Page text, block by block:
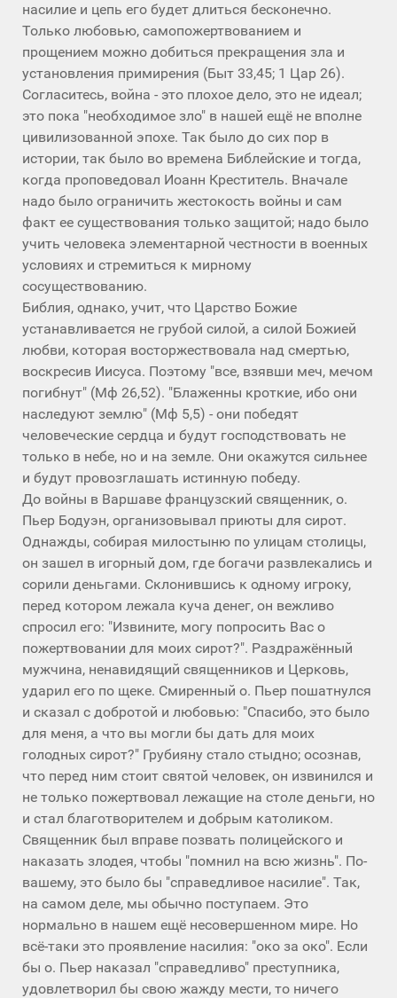
насилие и цепь его будет длиться бесконечно.
Только любовью, самопожертвованием и
прощением можно добиться прекращения зла и
установления примирения (Быт 33,45; 1 Цар 26).
Согласитесь, война - это плохое дело, это не идеал;
это пока "необходимое зло" в нашей ещё не вполне
цивилизованной эпохе. Так было до сих пор в
истории, так было во времена Библейские и тогда,
когда проповедовал Иоанн Креститель. Вначале
надо было ограничить жестокость войны и сам
факт ее существования только защитой; надо было
учить человека элементарной честности в военных
условиях и стремиться к мирному
сосуществованию.
Библия, однако, учит, что Царство Божие
устанавливается не грубой силой, а силой Божией
любви, которая восторжествовала над смертью,
воскресив Иисуса. Поэтому "все, взявши меч, мечом
погибнут" (Мф 26,52). "Блаженны кроткие, ибо они
наследуют землю" (Мф 5,5) - они победят
человеческие сердца и будут господствовать не
только в небе, но и на земле. Они окажутся сильнее
и будут провозглашать истинную победу.
До войны в Варшаве французский священник, о.
Пьер Бодуэн, организовывал приюты для сирот.
Однажды, собирая милостыню по улицам столицы,
он зашел в игорный дом, где богачи развлекались и
сорили деньгами. Склонившись к одному игроку,
перед котором лежала куча денег, он вежливо
спросил его: "Извините, могу попросить Вас о
пожертвовании для моих сирот?". Раздражённый
мужчина, ненавидящий священников и Церковь,
ударил его по щеке. Смиренный о. Пьер пошатнулся
и сказал с добротой и любовью: "Спасибо, это было
для меня, а что вы могли бы дать для моих
голодных сирот?" Грубияну стало стыдно; осознав,
что перед ним стоит святой человек, он извинился и
не только пожертвовал лежащие на столе деньги, но
и стал благотворителем и добрым католиком.
Священник был вправе позвать полицейского и
наказать злодея, чтобы "помнил на всю жизнь". По-
вашему, это было бы "справедливое насилие". Так,
на самом деле, мы обычно поступаем. Это
нормально в нашем ещё несовершенном мире. Но
всё-таки это проявление насилия: "око за око". Если
бы о. Пьер наказал "справедливо" преступника,
удовлетворил бы свою жажду мести, то ничего